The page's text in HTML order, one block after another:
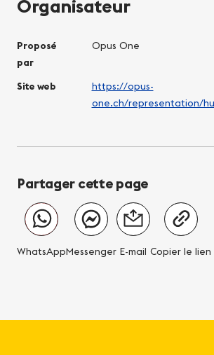
Organisateur
Proposé
par
Opus One
Site web
https://opus-
one.ch/representation/
Partager cette page
WhatsAppMessenger E-mail Copier le lien